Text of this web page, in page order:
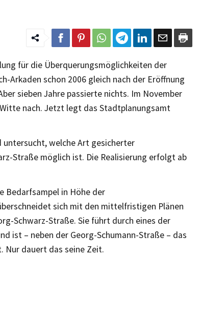
für die Überquerungsmöglichkeiten der
Arkaden schon 2006 gleich nach der Eröffnung
sieben Jahre passierte nichts. Im November
nach. Jetzt legt das Stadtplanungsamt
untersucht, welche Art gesicherter
Straße möglich ist. Die Realisierung erfolgt ab
Bedarfsampel in Höhe der
sich mit den mittelfristigen Plänen
Schwarz-Straße. Sie führt durch eines der
ist – neben der Georg-Schumann-Straße – das
Nur dauert das seine Zeit.